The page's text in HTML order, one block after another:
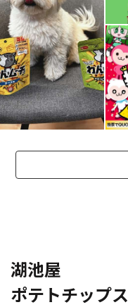
湖池屋
ポテトチップス